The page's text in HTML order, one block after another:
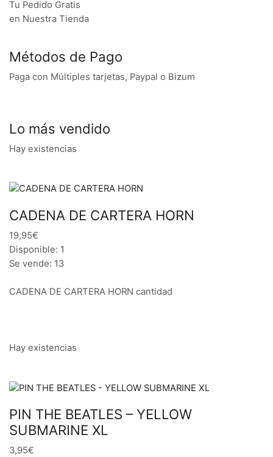
Tu Pedido Gratis
en Nuestra Tienda
Métodos de Pago
Paga con Múltiples tarjetas, Paypal o Bizum
Lo más vendido
Hay existencias
CADENA DE CARTERA HORN
19,95€
Disponible: 1
Se vende: 13
CADENA DE CARTERA HORN cantidad
Hay existencias
PIN THE BEATLES – YELLOW
SUBMARINE XL
3,95€